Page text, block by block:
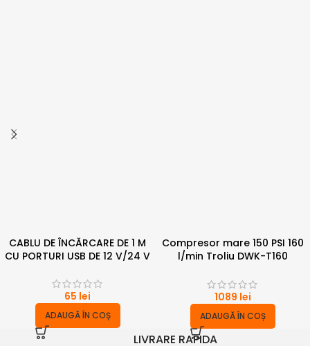
CABLU DE ÎNCĂRCARE DE 1 M
CU PORTURI USB DE 12 V/24 V
65 lei
ADAUGĂ ÎN COȘ
Compresor mare 150 PSI 160
l/min Troliu DWK-T160
1089 lei
ADAUGĂ ÎN COȘ
LIVRARE RAPIDA